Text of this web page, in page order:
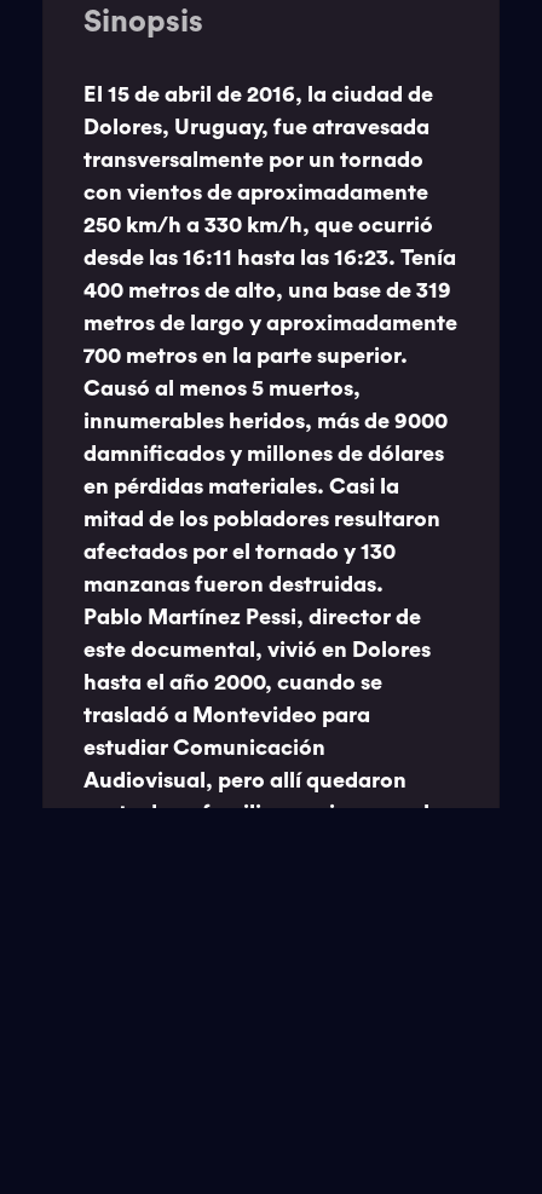
Sinopsis
El 15 de abril de 2016, la ciudad de
Dolores, Uruguay, fue atravesada
transversalmente por un tornado
con vientos de aproximadamente
250 km/h a 330 km/h, que ocurrió
desde las 16:11 hasta las 16:23. Tenía
400 metros de alto, una base de 319
metros de largo y aproximadamente
700 metros en la parte superior.
Causó al menos 5 muertos,
innumerables heridos, más de 9000
damnificados y millones de dólares
en pérdidas materiales. Casi la
mitad de los pobladores resultaron
afectados por el tornado y 130
manzanas fueron destruidas.
Pablo Martínez Pessi, director de
este documental, vivió en Dolores
hasta el año 2000, cuando se
trasladó a Montevideo para
estudiar Comunicación
Audiovisual, pero allí quedaron
parte de su familia y amigos, por lo